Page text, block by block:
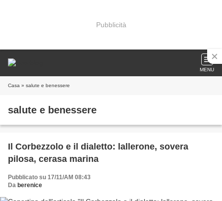
Pubblicità
MENU
Casa » salute e benessere
salute e benessere
Il Corbezzolo e il dialetto: lallerone, sovera
pilosa, cerasa marina
Pubblicato su 17/11/AM 08:43
Da berenice